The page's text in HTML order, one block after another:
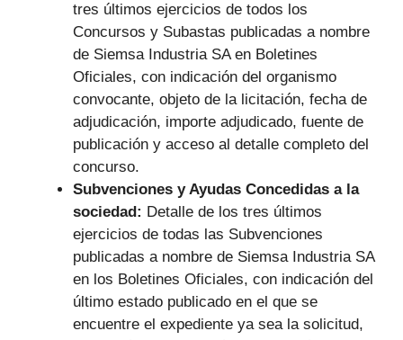
tres últimos ejercicios de todos los
Concursos y Subastas publicadas a nombre
de Siemsa Industria SA en Boletines
Oficiales, con indicación del organismo
convocante, objeto de la licitación, fecha de
adjudicación, importe adjudicado, fuente de
publicación y acceso al detalle completo del
concurso.
Subvenciones y Ayudas Concedidas a la
sociedad: Detalle de los tres últimos
ejercicios de todas las Subvenciones
publicadas a nombre de Siemsa Industria SA
en los Boletines Oficiales, con indicación del
último estado publicado en el que se
encuentre el expediente ya sea la solicitud,